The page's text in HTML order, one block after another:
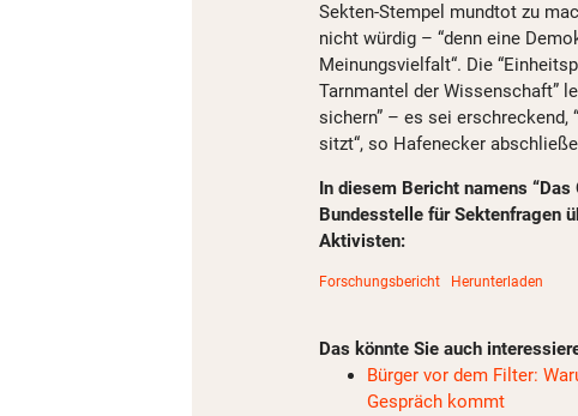
Sekten-Stempel mundtot zu
nicht würdig – “denn eine
Meinungsvielfalt“. Die
Tarnmantel der Wissenschaft”
sichern” – es sei
sitzt“, so Hafenecker
In diesem Bericht namens
Bundesstelle für Sektenfragen
Aktivisten:
Forschungsbericht Herunterladen
Das könnte Sie auch
Bürger vor dem Filter:
Gespräch kommt